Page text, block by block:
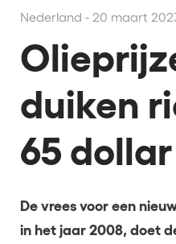
Nederland - 20 maart
duiken
65 dollar
De vrees voor een
in het jaar 2008, doet